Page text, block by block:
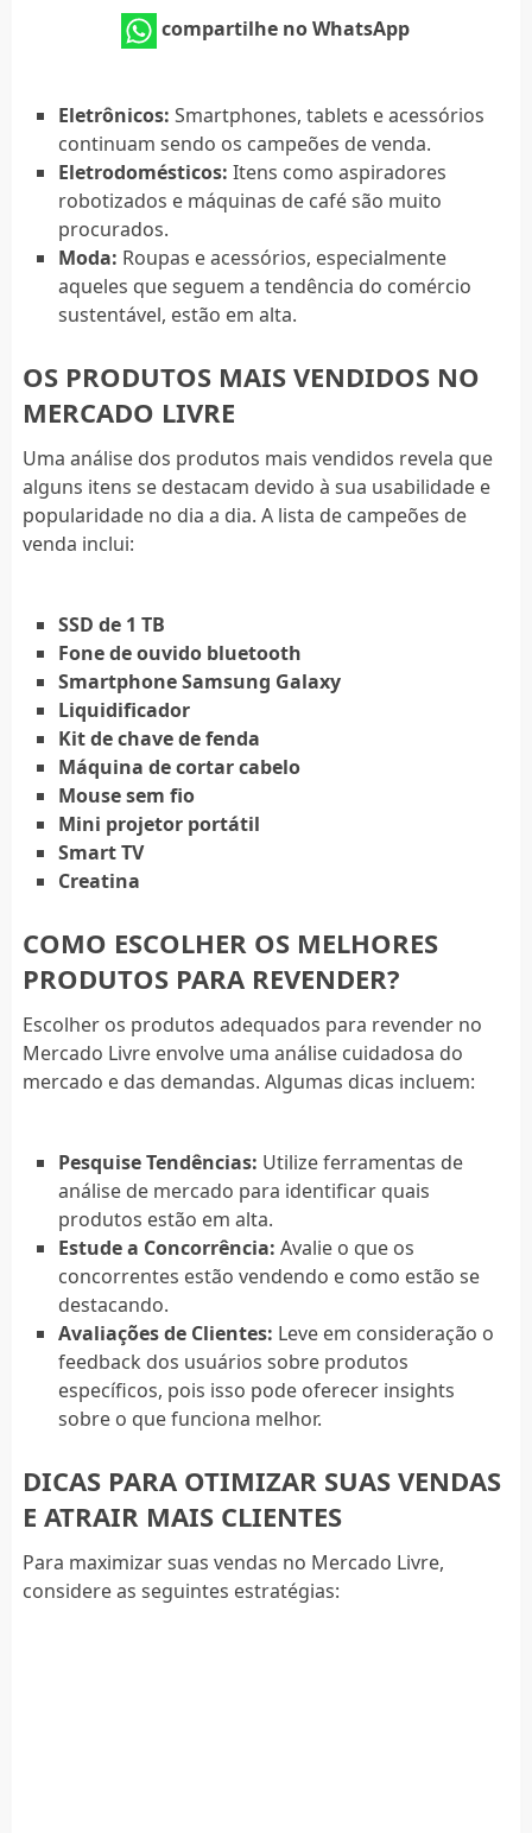
compartilhe no WhatsApp
Eletrônicos: Smartphones, tablets e acessórios
continuam sendo os campeões de venda.
Eletrodomésticos: Itens como aspiradores
robotizados e máquinas de café são muito
procurados.
Moda: Roupas e acessórios, especialmente
aqueles que seguem a tendência do comércio
sustentável, estão em alta.
OS PRODUTOS MAIS VENDIDOS NO
MERCADO LIVRE
Uma análise dos produtos mais vendidos revela que
alguns itens se destacam devido à sua usabilidade e
popularidade no dia a dia. A lista de campeões de
venda inclui:
SSD de 1 TB
Fone de ouvido bluetooth
Smartphone Samsung Galaxy
Liquidificador
Kit de chave de fenda
Máquina de cortar cabelo
Mouse sem fio
Mini projetor portátil
Smart TV
Creatina
COMO ESCOLHER OS MELHORES
PRODUTOS PARA REVENDER?
Escolher os produtos adequados para revender no
Mercado Livre envolve uma análise cuidadosa do
mercado e das demandas. Algumas dicas incluem:
Pesquise Tendências: Utilize ferramentas de
análise de mercado para identificar quais
produtos estão em alta.
Estude a Concorrência: Avalie o que os
concorrentes estão vendendo e como estão se
destacando.
Avaliações de Clientes: Leve em consideração o
feedback dos usuários sobre produtos
específicos, pois isso pode oferecer insights
sobre o que funciona melhor.
DICAS PARA OTIMIZAR SUAS VENDAS
E ATRAIR MAIS CLIENTES
Para maximizar suas vendas no Mercado Livre,
considere as seguintes estratégias: